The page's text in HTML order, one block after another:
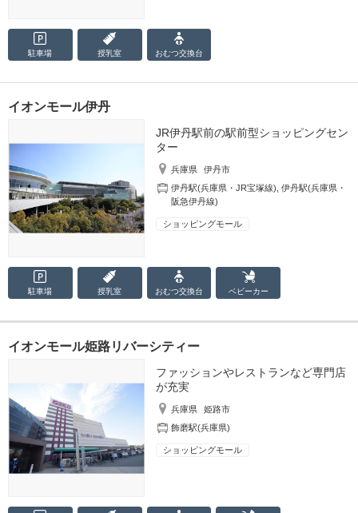
駐車場 授乳室 おむつ交換台
イオンモール伊丹
JR伊丹駅前の駅前型ショッピングセン
ター
兵庫県
伊丹市
伊丹駅(兵庫県・JR宝塚線) ,伊丹駅(兵庫県・
阪急伊丹線)
ショッピングモール
駐車場 授乳室 おむつ交換台 ベビーカー
イオンモール姫路リバーシティー
ファッションやレストランなど専門店
が充実
兵庫県
姫路市
飾磨駅(兵庫県)
ショッピングモール